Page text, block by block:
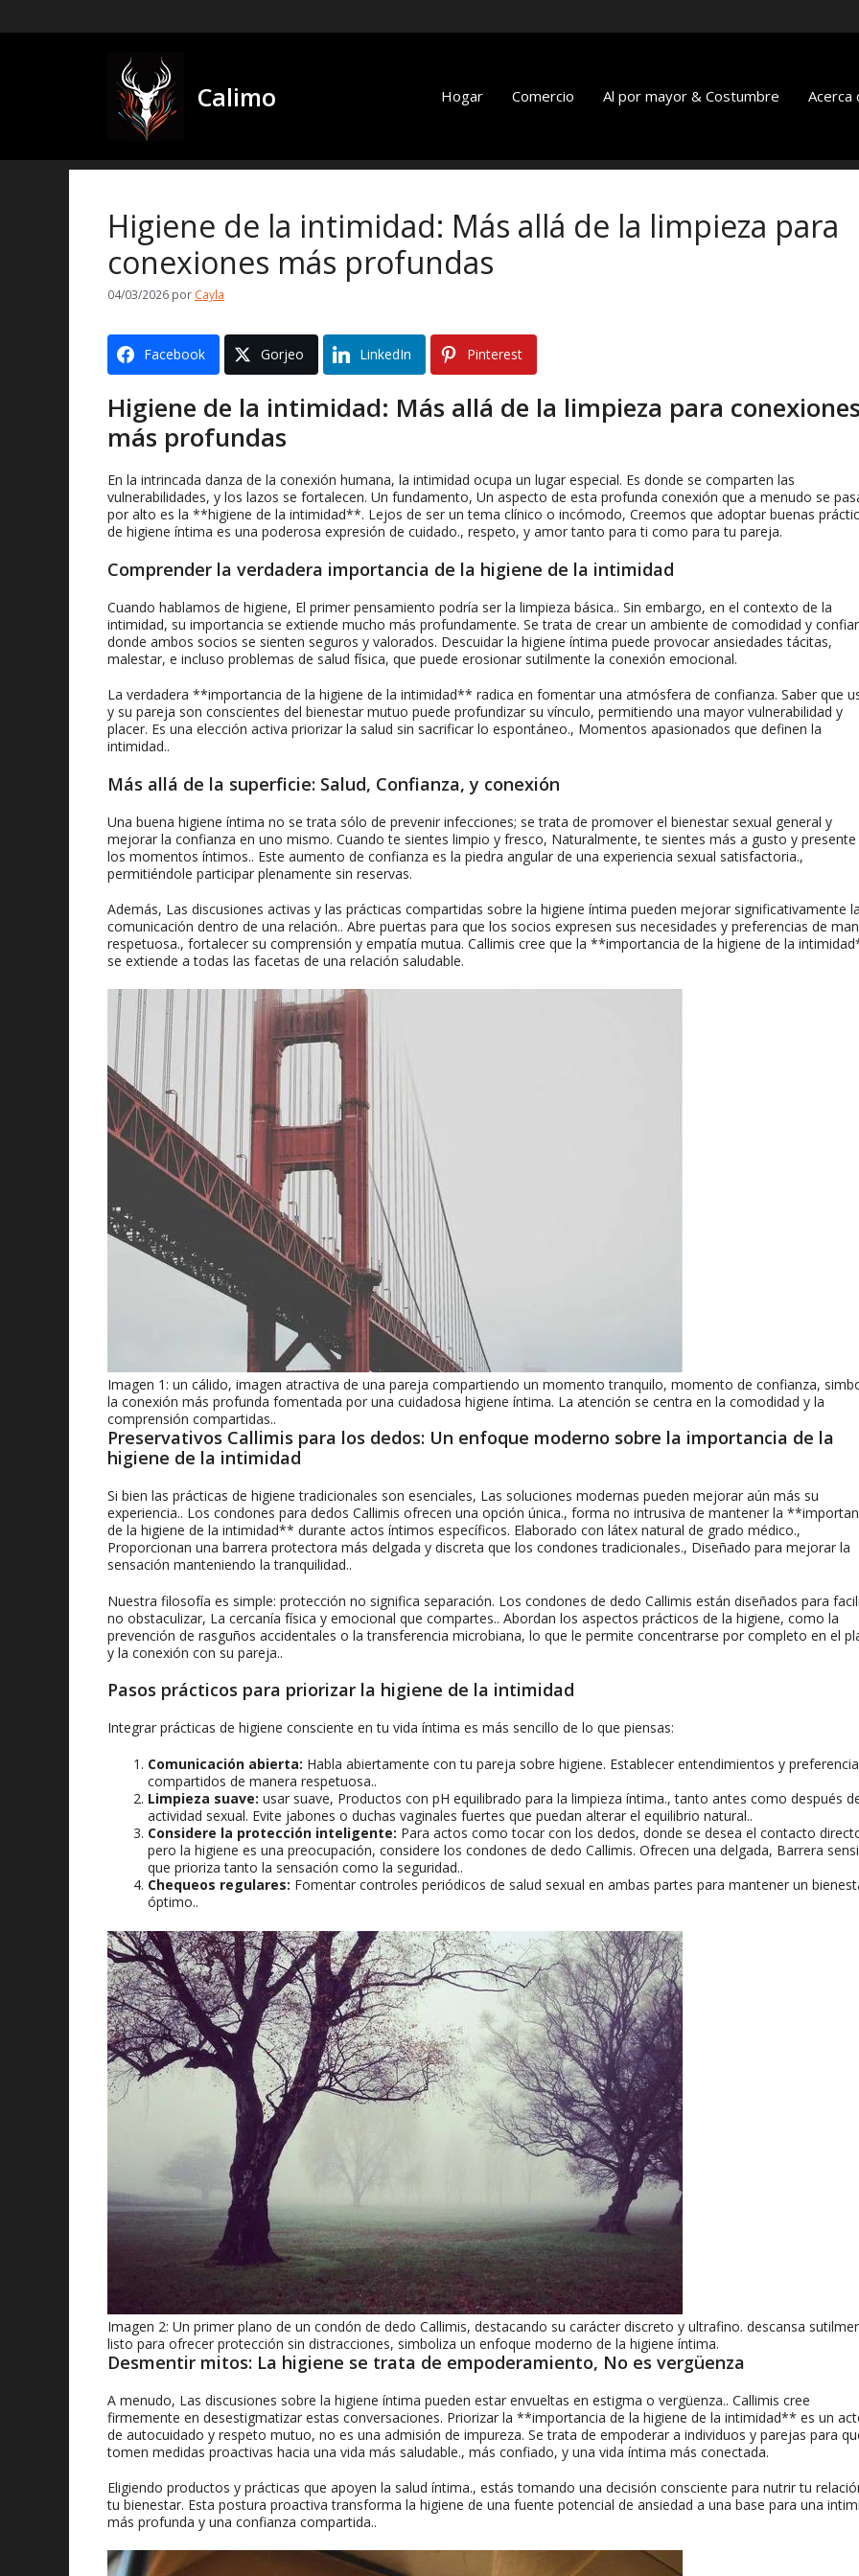
Calimo Hogar Comercio Al por mayor & Costumbre Acerca
Higiene de la intimidad: Más allá de la limpieza para
conexiones más profundas
04/03/2026 por Cayla
Facebook Gorjeo LinkedIn Pinterest
Higiene de la intimidad: Más allá de la limpieza para conexiones
más profundas
En la intrincada danza de la conexión humana, la intimidad ocupa un lugar especial. Es donde se comparten las
vulnerabilidades, y los lazos se fortalecen. Un fundamento, Un aspecto de esta profunda conexión que a menudo se
por alto es la **higiene de la intimidad**. Lejos de ser un tema clínico o incómodo, Creemos que adoptar buenas
de higiene íntima es una poderosa expresión de cuidado., respeto, y amor tanto para ti como para tu pareja.
Comprender la verdadera importancia de la higiene de la intimidad
Cuando hablamos de higiene, El primer pensamiento podría ser la limpieza básica.. Sin embargo, en el contexto de la
intimidad, su importancia se extiende mucho más profundamente. Se trata de crear un ambiente de comodidad y
donde ambos socios se sienten seguros y valorados. Descuidar la higiene íntima puede provocar ansiedades tácitas,
malestar, e incluso problemas de salud física, que puede erosionar sutilmente la conexión emocional.
La verdadera **importancia de la higiene de la intimidad** radica en fomentar una atmósfera de confianza. Saber que
y su pareja son conscientes del bienestar mutuo puede profundizar su vínculo, permitiendo una mayor vulnerabilidad y
placer. Es una elección activa priorizar la salud sin sacrificar lo espontáneo., Momentos apasionados que definen la
intimidad..
Más allá de la superficie: Salud, Confianza, y conexión
Una buena higiene íntima no se trata sólo de prevenir infecciones; se trata de promover el bienestar sexual general y
mejorar la confianza en uno mismo. Cuando te sientes limpio y fresco, Naturalmente, te sientes más a gusto y presente
los momentos íntimos.. Este aumento de confianza es la piedra angular de una experiencia sexual satisfactoria.,
permitiéndole participar plenamente sin reservas.
Además, Las discusiones activas y las prácticas compartidas sobre la higiene íntima pueden mejorar significativamente la
comunicación dentro de una relación.. Abre puertas para que los socios expresen sus necesidades y preferencias de
respetuosa., fortalecer su comprensión y empatía mutua. Callimis cree que la **importancia de la higiene de la
se extiende a todas las facetas de una relación saludable.
Imagen 1: un cálido, imagen atractiva de una pareja compartiendo un momento tranquilo, momento de confianza,
la conexión más profunda fomentada por una cuidadosa higiene íntima. La atención se centra en la comodidad y la
comprensión compartidas..
Preservativos Callimis para los dedos: Un enfoque moderno sobre la importancia de la
higiene de la intimidad
Si bien las prácticas de higiene tradicionales son esenciales, Las soluciones modernas pueden mejorar aún más su
experiencia.. Los condones para dedos Callimis ofrecen una opción única., forma no intrusiva de mantener la
de la higiene de la intimidad** durante actos íntimos específicos. Elaborado con látex natural de grado médico.,
Proporcionan una barrera protectora más delgada y discreta que los condones tradicionales., Diseñado para mejorar la
sensación manteniendo la tranquilidad..
Nuestra filosofía es simple: protección no significa separación. Los condones de dedo Callimis están diseñados para
no obstaculizar, La cercanía física y emocional que compartes.. Abordan los aspectos prácticos de la higiene, como la
prevención de rasguños accidentales o la transferencia microbiana, lo que le permite concentrarse por completo en el
y la conexión con su pareja..
Pasos prácticos para priorizar la higiene de la intimidad
Integrar prácticas de higiene consciente en tu vida íntima es más sencillo de lo que piensas:
Comunicación abierta: Habla abiertamente con tu pareja sobre higiene. Establecer entendimientos y
compartidos de manera respetuosa..
Limpieza suave: usar suave, Productos con pH equilibrado para la limpieza íntima., tanto antes como después
actividad sexual. Evite jabones o duchas vaginales fuertes que puedan alterar el equilibrio natural..
Considere la protección inteligente: Para actos como tocar con los dedos, donde se desea el contacto
pero la higiene es una preocupación, considere los condones de dedo Callimis. Ofrecen una delgada, Barrera
que prioriza tanto la sensación como la seguridad..
Chequeos regulares: Fomentar controles periódicos de salud sexual en ambas partes para mantener un
óptimo..
Imagen 2: Un primer plano de un condón de dedo Callimis, destacando su carácter discreto y ultrafino. descansa
listo para ofrecer protección sin distracciones, simboliza un enfoque moderno de la higiene íntima.
Desmentir mitos: La higiene se trata de empoderamiento, No es vergüenza
A menudo, Las discusiones sobre la higiene íntima pueden estar envueltas en estigma o vergüenza.. Callimis cree
firmemente en desestigmatizar estas conversaciones. Priorizar la **importancia de la higiene de la intimidad** es un
de autocuidado y respeto mutuo, no es una admisión de impureza. Se trata de empoderar a individuos y parejas para
tomen medidas proactivas hacia una vida más saludable., más confiado, y una vida íntima más conectada.
Eligiendo productos y prácticas que apoyen la salud íntima., estás tomando una decisión consciente para nutrir tu
tu bienestar. Esta postura proactiva transforma la higiene de una fuente potencial de ansiedad a una base para una
más profunda y una confianza compartida..